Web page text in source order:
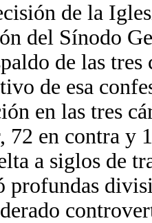
de la
del Sínodo
de las
de esa
en las tres
72 en contra y
a siglos de
profundas